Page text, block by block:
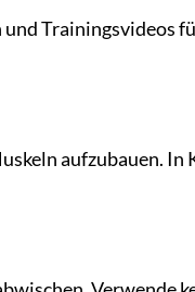
Trainingsvideos
aufzubauen.